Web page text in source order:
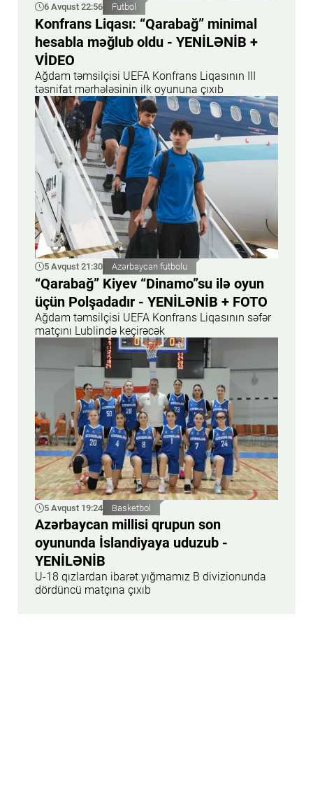
6 Avqust 22:56 Futbol
Konfrans Liqası: “Qarabağ” minimal
hesabla məğlub oldu - YENİLƏNİB +
VİDEO
Ağdam təmsilçisi UEFA Konfrans Liqasının III
təsnifat mərhələsinin ilk oyununa çıxıb
5 Avqust 21:30 Azərbaycan futbolu
“Qarabağ” Kiyev “Dinamo”su ilə oyun
üçün Polşadadır - YENİLƏNİB + FOTO
Ağdam təmsilçisi UEFA Konfrans Liqasının səfər
matçını Lublində keçirəcək
5 Avqust 19:24 Basketbol
Azərbaycan millisi qrupun son
oyununda İslandiyaya uduzub -
YENİLƏNİB
U-18 qızlardan ibarət yığmamız B divizionunda
dördüncü matçına çıxıb